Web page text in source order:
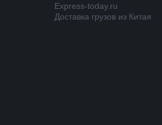
Express-today.ru
Доставка грузов из Китая